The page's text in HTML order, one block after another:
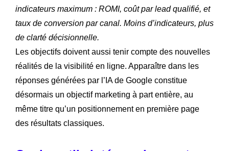
indicateurs maximum : ROMI, coût par lead qualifié, et
taux de conversion par canal. Moins d’indicateurs, plus
de clarté décisionnelle.
Les objectifs doivent aussi tenir compte des nouvelles
réalités de la visibilité en ligne. Apparaître dans les
réponses générées par l’IA de Google constitue
désormais un objectif marketing à part entière, au
même titre qu’un positionnement en première page
des résultats classiques.